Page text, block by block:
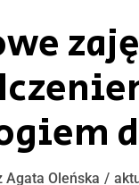
Agata Oleńska